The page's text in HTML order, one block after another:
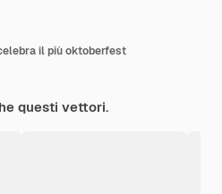
il più oktoberfest
questi vettori.